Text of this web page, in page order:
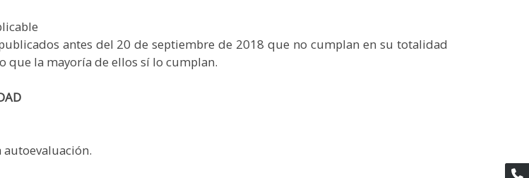
antes del 20 de septiembre de 2018 que no cumplan en su totalidad
que la mayoría de ellos sí lo cumplan.